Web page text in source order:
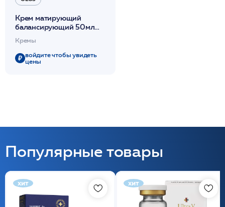
Крем матирующий
балансирующий 50мл
/OLOS
Кремы
войдите чтобы увидеть
цены
Популярные товары
хит хит